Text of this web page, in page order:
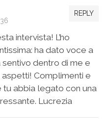
REPLY
intervista! L’ho
ha dato voce a
dentro di me e
aspetti! Complimenti e
abbia legato con una
Lucrezia